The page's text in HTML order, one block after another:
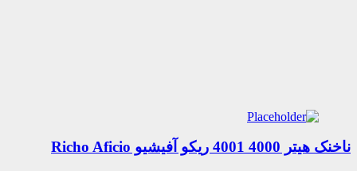
ناخنک هیتر 4000 4001 ریکو آفیشیو Richo Aficio